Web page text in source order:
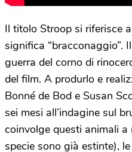
Il titolo Stroop si riferisce
significa “bracconaggio”.
guerra del corno di
del film. A produrlo e
Bonné de Bod e Susan
sei mesi all’indagine sul
coinvolge questi animali
specie sono già estinte),